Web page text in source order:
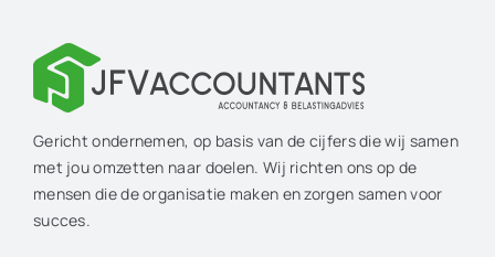
Gericht ondernemen, op basis van de cijfers die wij samen
met jou omzetten naar doelen. Wij richten ons op de
mensen die de organisatie maken en zorgen samen voor
succes.